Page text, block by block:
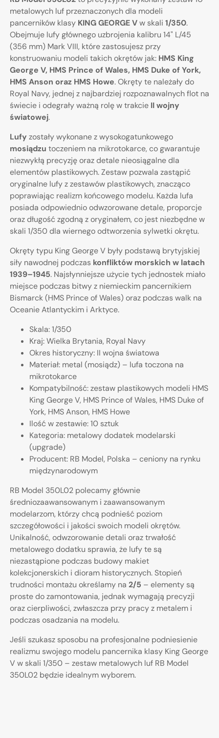
metalowych luf przeznaczonych dla modeli
pancerników klasy KING GEORGE Vw skali 1/350.
Obejmuje lufy głównego uzbrojenia kalibru 14" L/45
(356 mm) Mark VIII, które zastosujesz przy
konstruowaniu modeli takich okrętów jak: HMS King
George V, HMS Prince of Wales, HMS Duke of York,
HMS Anson oraz HMS Howe. Okręty te należały do
Royal Navy, jednej z najbardziej rozpoznawalnych flot na
świecie i odegrały ważną rolę w trakcie II wojny
światowej.
Lufy zostały wykonane z wysokogatunkowego
mosiądzu toczeniem na mikrotokarce, co gwarantuje
niezwykłą precyzję oraz detale nieosiągalne dla
elementów plastikowych. Zestaw pozwala zastąpić
oryginalne lufy z zestawów plastikowych, znacząco
poprawiając realizm końcowego modelu. Każda lufa
posiada odpowiednio odwzorowane detale, proporcje
oraz długość zgodną z oryginałem, co jest niezbędne w
skali 1/350 dla wiernego odtworzenia sylwetki okrętu.
Okręty typu King George V były podstawą brytyjskiej
siły nawodnej podczas konfliktów morskich w latach
1939–1945. Najsłynniejsze użycie tych jednostek miało
miejsce podczas bitwy z niemieckim pancernikiem
Bismarck (HMS Prince of Wales) oraz podczas walk na
Oceanie Atlantyckim i Arktyce.
Skala: 1/350
Kraj: Wielka Brytania, Royal Navy
Okres historyczny: II wojna światowa
Materiał: metal (mosiądz) – lufa toczona na
mikrotokarce
Kompatybilność: zestaw plastikowych modeli HMS
King George V, HMS Prince of Wales, HMS Duke of
York, HMS Anson, HMS Howe
Ilość w zestawie: 10 sztuk
Kategoria: metalowy dodatek modelarski
(upgrade)
Producent: RB Model, Polska – ceniony na rynku
międzynarodowym
RB Model 350L02 polecamy głównie
średniozaawansowanym i zaawansowanym
modelarzom, którzy chcą podnieść poziom
szczegółowości i jakości swoich modeli okrętów.
Unikalność, odwzorowanie detali oraz trwałość
metalowego dodatku sprawia, że lufy te są
niezastąpione podczas budowy makiet
kolekcjonerskich i dioram historycznych. Stopień
trudności montażu określamy na 2/5 – elementy są
proste do zamontowania, jednak wymagają precyzji
oraz cierpliwości, zwłaszcza przy pracy z metalem i
podczas osadzania na modelu.
Jeśli szukasz sposobu na profesjonalne podniesienie
realizmu swojego modelu pancernika klasy King George
V w skali 1/350 – zestaw metalowych luf RB Model
350L02 będzie idealnym wyborem.